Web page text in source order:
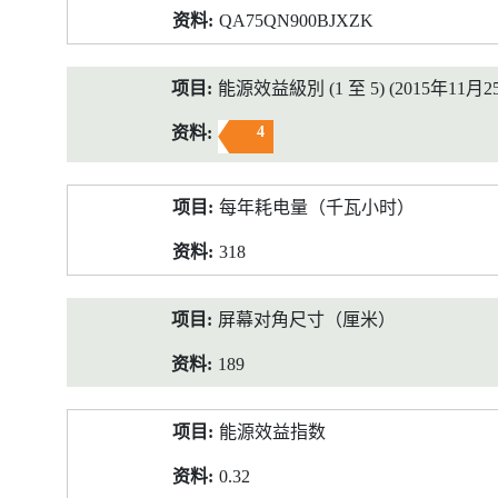
QA75QN900BJXZK
能源效益級別 (1 至 5) (2015年11月
4
每年耗电量（千瓦小时）
318
屏幕对角尺寸（厘米）
189
能源效益指数
0.32